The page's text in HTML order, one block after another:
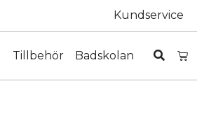
Kundservice
Tillbehör Badskolan